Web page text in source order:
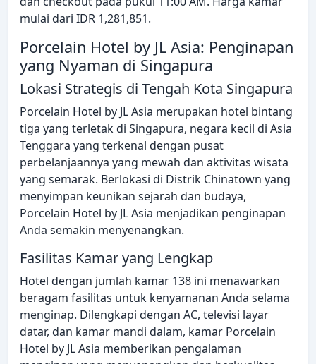
mulai dari IDR 1,281,851.
Porcelain Hotel by JL Asia: Penginapan
yang Nyaman di Singapura
Lokasi Strategis di Tengah Kota Singapura
Porcelain Hotel by JL Asia merupakan hotel bintang
tiga yang terletak di Singapura, negara kecil di Asia
Tenggara yang terkenal dengan pusat
perbelanjaannya yang mewah dan aktivitas wisata
yang semarak. Berlokasi di Distrik Chinatown yang
menyimpan keunikan sejarah dan budaya,
Porcelain Hotel by JL Asia menjadikan penginapan
Anda semakin menyenangkan.
Fasilitas Kamar yang Lengkap
Hotel dengan jumlah kamar 138 ini menawarkan
beragam fasilitas untuk kenyamanan Anda selama
menginap. Dilengkapi dengan AC, televisi layar
datar, dan kamar mandi dalam, kamar Porcelain
Hotel by JL Asia memberikan pengalaman